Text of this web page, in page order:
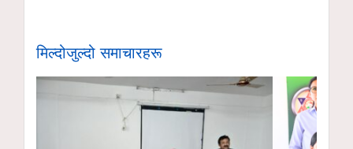
मिल्दोजुल्दो समाचारहरू